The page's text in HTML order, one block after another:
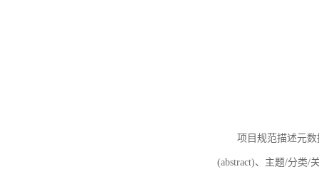
项目规范描述元
(abstract)、主题/分类/